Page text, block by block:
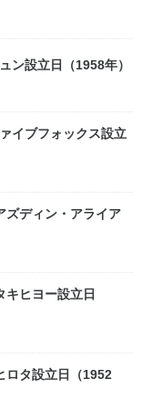
ン設立日（1958年）
イブフォックス設立
ズディン・アライア
キヒヨー設立日
ロタ設立日（1952